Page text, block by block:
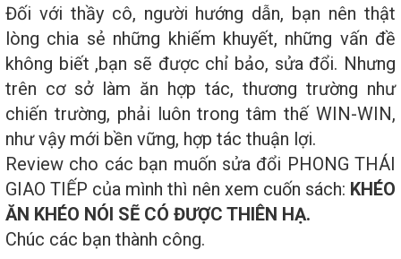
Đối với thầy cô, người hướng dẫn, bạn nên thật
lòng chia sẻ những khiếm khuyết, những vấn đề
không biết ,bạn sẽ được chỉ bảo, sửa đổi. Nhưng
trên cơ sở làm ăn hợp tác, thương trường như
chiến trường, phải luôn trong tâm thế WIN-WIN,
như vậy mới bền vững, hợp tác thuận lợi.
Review cho các bạn muốn sửa đổi PHONG THÁI
GIAO TIẾP của mình thì nên xem cuốn sách: KHÉO
ĂN KHÉO NÓI SẼ CÓ ĐƯỢC THIÊN HẠ.
Chúc các bạn thành công.